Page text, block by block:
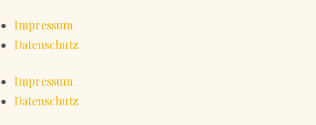
Impressum
Datenschutz
Impressum
Datenschutz